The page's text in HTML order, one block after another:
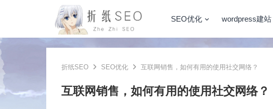
SEO优化 wordpress建站
折纸SEO SEO优化 互联网销售，如何有用的使用社交网络？
互联网销售，如何有用的使用社交网络？